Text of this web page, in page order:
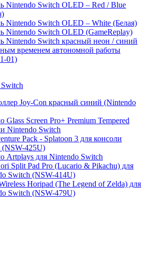
Nintendo Switch OLED – Red / Blue
Nintendo Switch OLED – White (Белая)
Nintendo Switch OLED (GameReplay)
Nintendo Switch красный неон / синий
временем автономной работы
01)
Joy-Con красный синий (Nintendo
Glass Screen Pro+ Premium Tempered
Nintendo Switch
Pack - Splatoon 3 для консоли
(NSW-425U)
Artplays для Nintendo Switch
Split Pad Pro (Lucario & Pikachu) для
Switch (NSW-414U)
Horipad (The Legend of Zelda) для
Switch (NSW-479U)